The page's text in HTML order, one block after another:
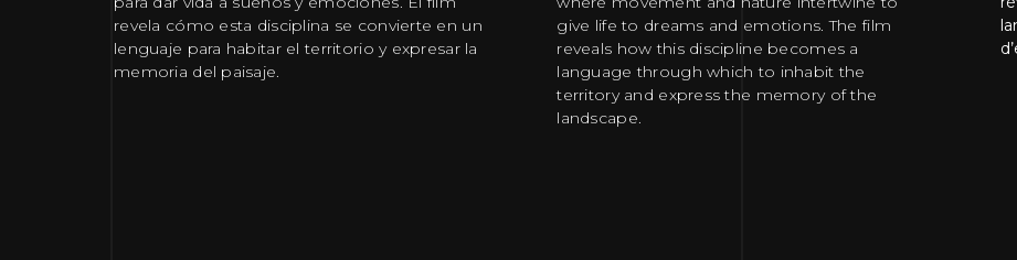
revela cómo esta disciplina se convierte en un
lenguaje para habitar el territorio y expresar la
memoria del paisaje.
give life to dreams and emotions. The film
reveals how this discipline becomes a
language through which to inhabit the
territory and express the memory of the
landscape.